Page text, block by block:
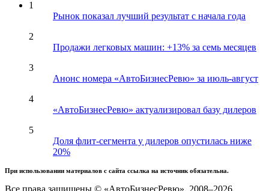
1
Рынок показал лучший результат с начала года
2
Продажи легковых машин: +13% за семь месяцев
3
Анонс номера «АвтоБизнесРевю» за июль-август
4
«АвтоБизнесРевю» актуализировал базу дилеров
5
Доля флит-сегмента у дилеров опустилась ниже
20%
При использовании материалов с сайта ссылка на источник обязательна.
Все права защищены © «АвтоБизнесРевю», 2008–2026.